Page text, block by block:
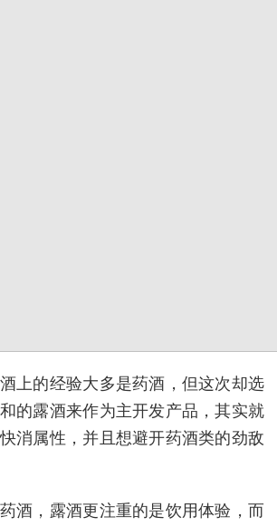
上的经验大多是药酒，但这次却选
的露酒来作为主开发产品，其实就
消属性，并且想避开药酒类的劲敌
酒，露酒更注重的是饮用体验，而